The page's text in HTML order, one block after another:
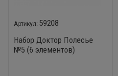
59208
Набор Доктор Полесье
№5 (6 элементов)